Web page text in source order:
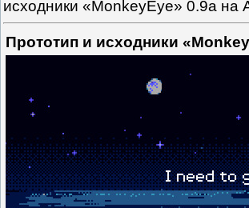
исходники «MonkeyEye» 0.9a на
Прототип и исходники